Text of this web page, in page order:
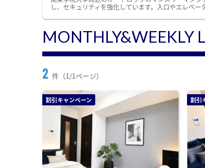
し、セキュリティを強化しています。入口やエレベ
MONTHLY&WEEKLY
2 件（1/1ページ）
割引キャンペーン 割引